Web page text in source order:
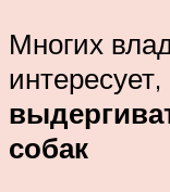
Многих
интересует,
собак